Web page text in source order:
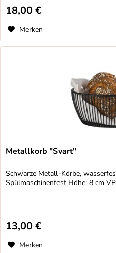
18,00 €
Merken
Metallkorb "Svart"
Schwarze Metall-Körbe,
Spülmaschinenfest Höhe: 8 cm
13,00 €
Merken